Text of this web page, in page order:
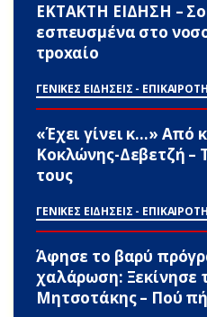
ΕΚΤΑΚΤΗ ΕΙΔΗΣΗ –
εσπευσμένα στο
τpοxαίο
ΓΕΝΙΚΕΣ ΕΙΔΗΣΕΙΣ -
«Έχει γίνει κ…» Από
Κοκλώνης-Δεβετζή –
τους
ΓΕΝΙΚΕΣ ΕΙΔΗΣΕΙΣ -
Άφησε το βαρύ
χαλάρωση: Ξεκίνησε
Μητσοτάκης – Πού